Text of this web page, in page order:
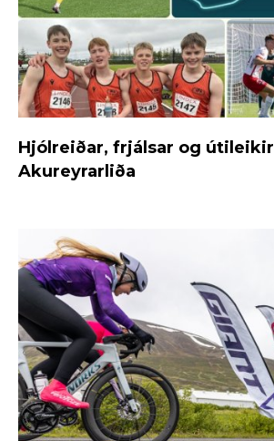
Hjólreiðar, frjálsar og útileikir
Akureyrarliða